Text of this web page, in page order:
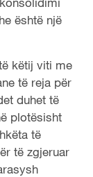
është një
këtij viti me
të reja për
duhet të
plotësisht
të
të zgjeruar